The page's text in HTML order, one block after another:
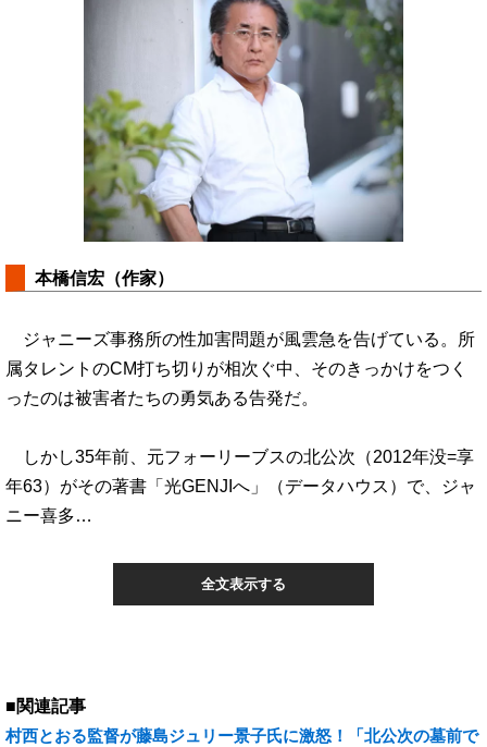
本橋信宏（作家）
ジャニーズ事務所の性加害問題が風雲急を告げている。所
属タレントのCM打ち切りが相次ぐ中、そのきっかけをつく
ったのは被害者たちの勇気ある告発だ。
しかし35年前、元フォーリーブスの北公次（2012年没=享
年63）がその著書「光GENJIへ」（データハウス）で、ジャ
ニー喜多…
全文表示する
■関連記事
村西とおる監督が藤島ジュリー景子氏に激怒！「北公次の墓前で